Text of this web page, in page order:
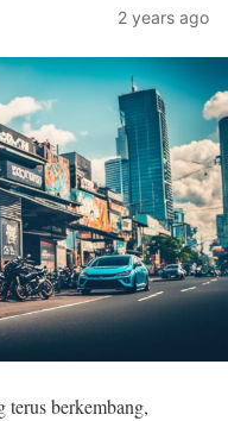
2 years ago
berkembang,